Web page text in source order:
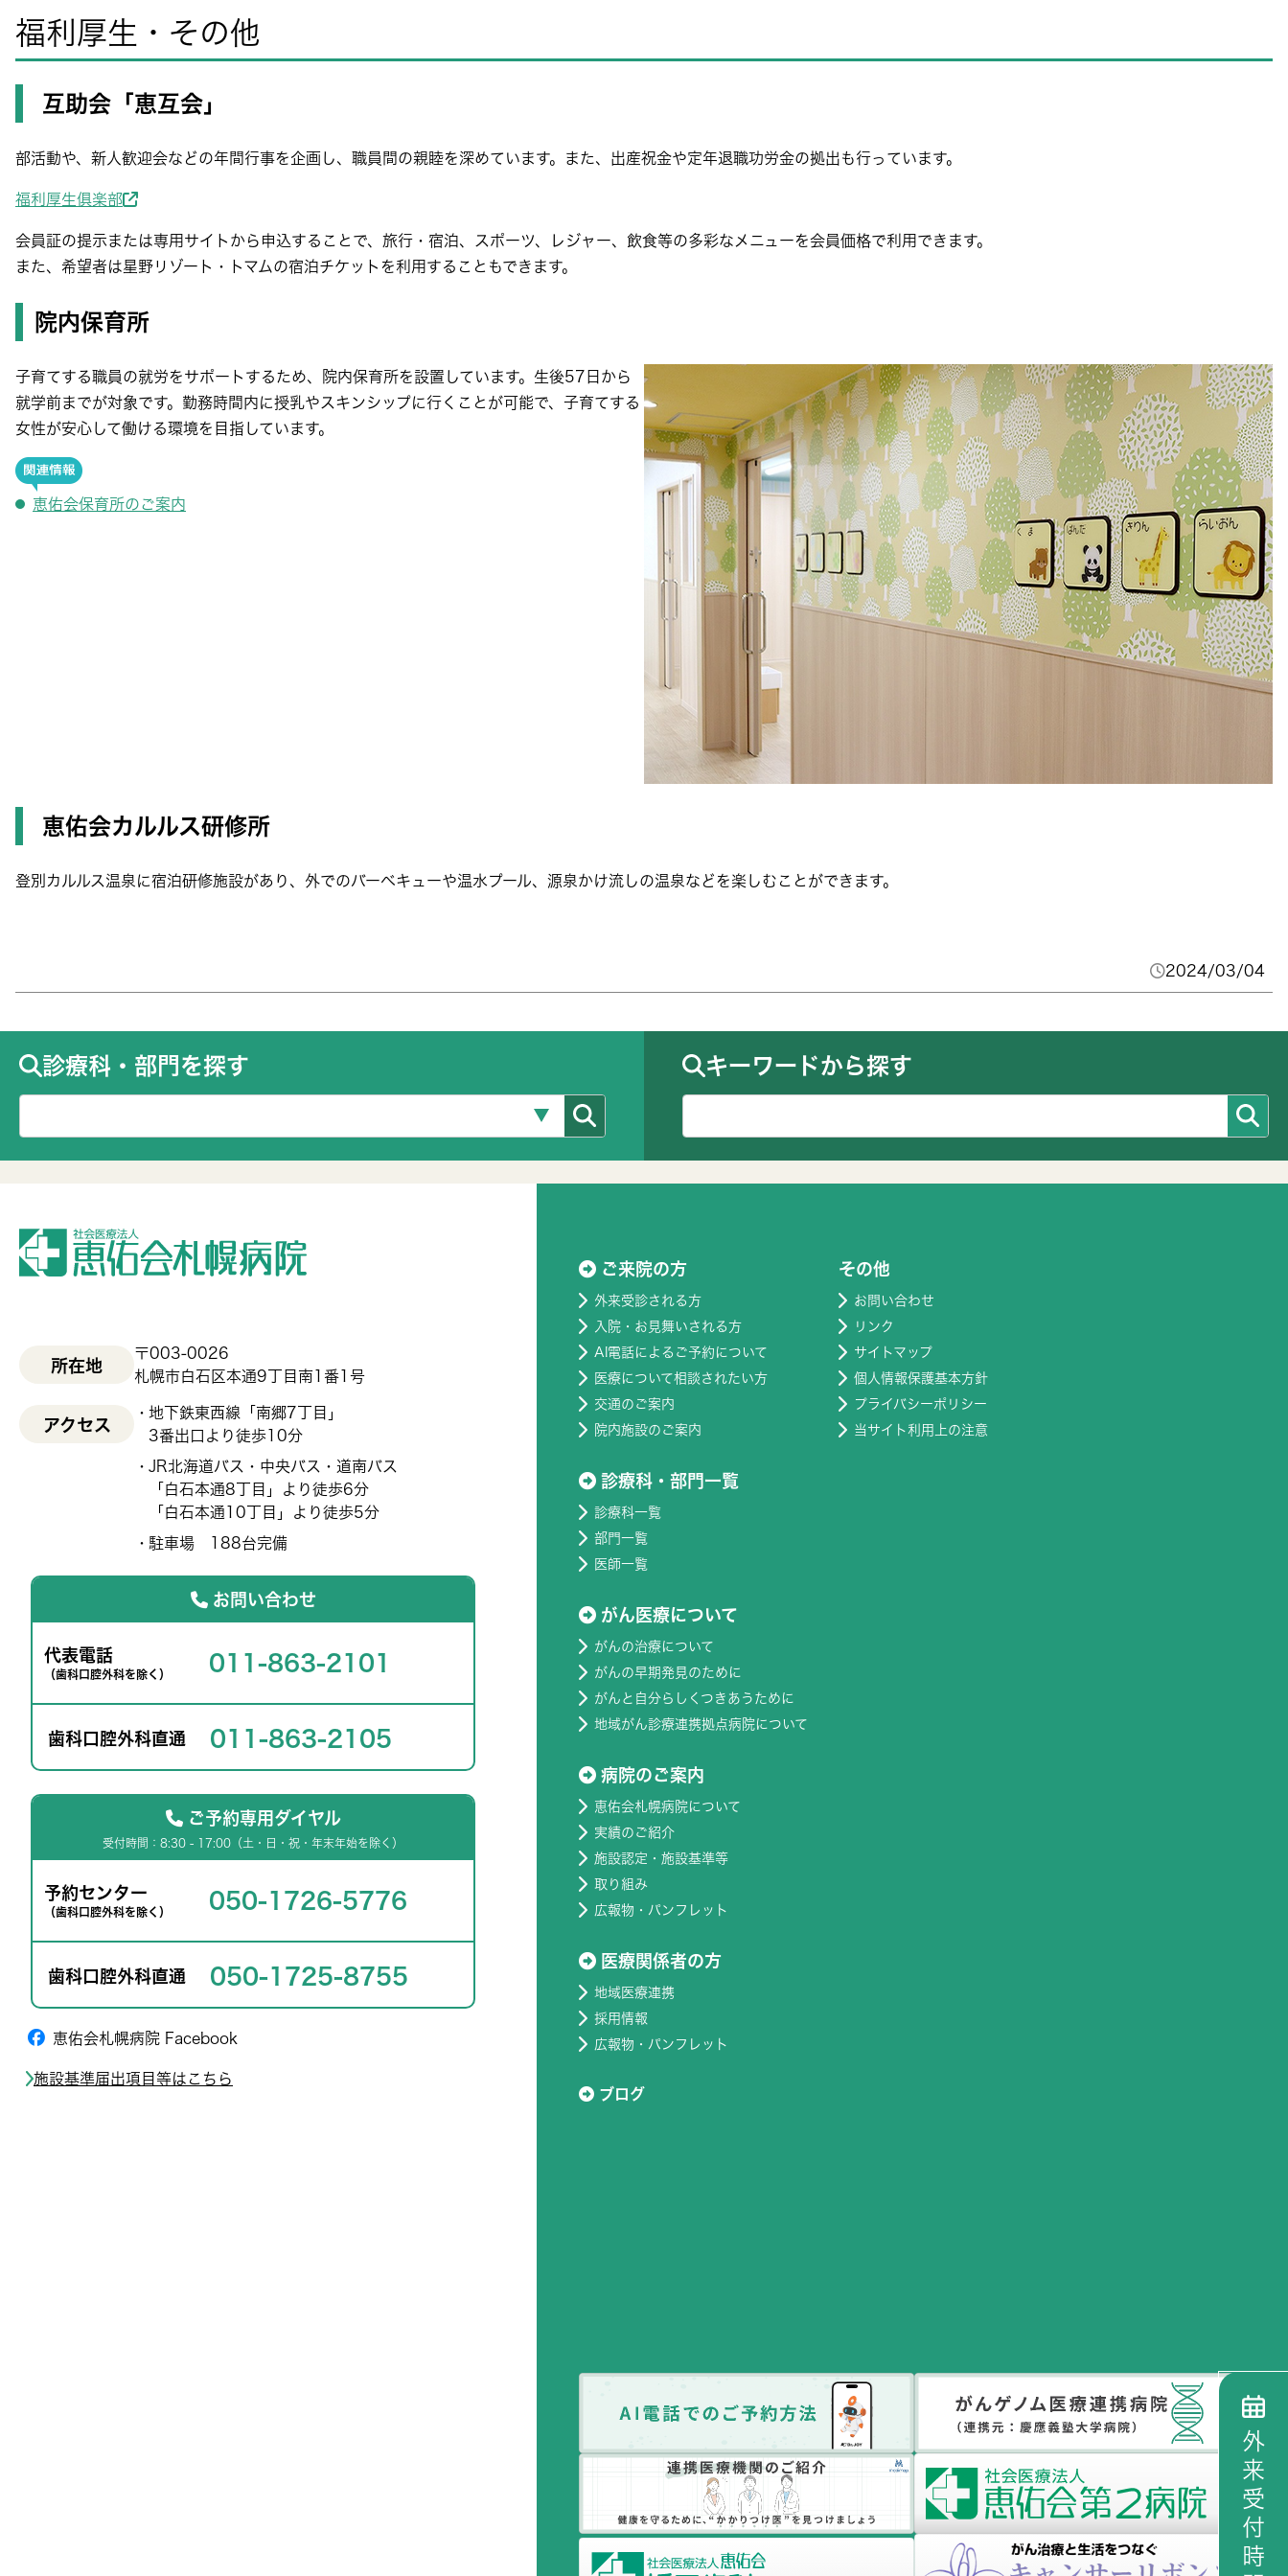
外来受付時間
福利厚生・その他
互助会「恵互会」
部活動や、新人歓迎会などの年間行事を企画し、職員間の親睦を深めています。また、出産祝金や定年退職功労金の拠出も行っています。
福利厚生俱楽部
会員証の提示または専用サイトから申込することで、旅行・宿泊、スポーツ、レジャー、飲食等の多彩なメニューを会員価格で利用できます。
また、希望者は星野リゾート・トマムの宿泊チケットを利用することもできます。
院内保育所
子育てする職員の就労をサポートするため、院内保育所を設置しています。生後57日から
就学前までが対象です。勤務時間内に授乳やスキンシップに行くことが可能で、子育てする
女性が安心して働ける環境を目指しています。
恵佑会保育所のご案内
恵佑会カルルス研修所
登別カルルス温泉に宿泊研修施設があり、外でのバーベキューや温水プール、源泉かけ流しの温泉などを楽しむことができます。
2024/03/04
診療科・部門を探す キーワードから探す
所在地
〒003-0026
札幌市白石区本通9丁目南1番1号
アクセス
地下鉄東西線「南郷7丁目」
3番出口より徒歩10分
JR北海道バス・中央バス・道南バス
「白石本通8丁目」より徒歩6分
「白石本通10丁目」より徒歩5分
駐車場 188台完備
お問い合わせ
代表電話
（歯科口腔外科を除く） 011-863-2101
歯科口腔外科直通 011-863-2105
ご予約専用ダイヤル
受付時間：8:30 - 17:00（土・日・祝・年末年始を除く）
予約センター
（歯科口腔外科を除く） 050-1726-5776
歯科口腔外科直通 050-1725-8755
恵佑会札幌病院 Facebook
施設基準届出項目等はこちら
ご来院の方
外来受診される方
入院・お見舞いされる方
AI電話によるご予約について
医療について相談されたい方
交通のご案内
院内施設のご案内
診療科・部門一覧
診療科一覧
部門一覧
医師一覧
がん医療について
がんの治療について
がんの早期発見のために
がんと自分らしくつきあうために
地域がん診療連携拠点病院について
病院のご案内
恵佑会札幌病院について
実績のご紹介
施設認定・施設基準等
取り組み
広報物・パンフレット
医療関係者の方
地域医療連携
採用情報
広報物・パンフレット
ブログ
その他
お問い合わせ
リンク
サイトマップ
個人情報保護基本方針
プライバシーポリシー
当サイト利用上の注意